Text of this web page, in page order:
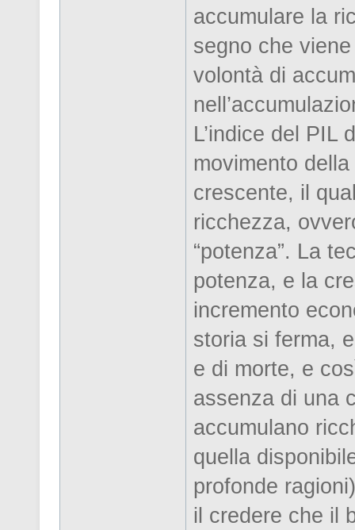
accumulare la
segno che
volontà di
L’indice del PIL
movimento
crescente, il
ricchezza,
“potenza”. La
potenza, e la
incremento
storia si ferma,
e di morte, e
assenza di una
accumulano
quella
profonde
il credere che il